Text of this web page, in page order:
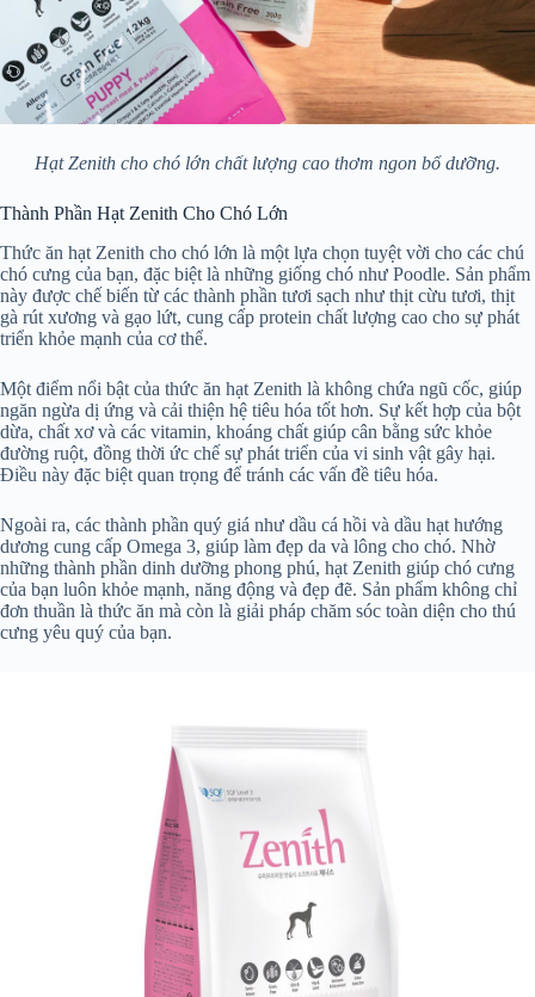
Hạt Zenith cho chó lớn chất lượng cao thơm ngon bổ dưỡng.
Thành Phần Hạt Zenith Cho Chó Lớn
Thức ăn hạt Zenith cho chó lớn là một lựa chọn tuyệt vời cho các chú
chó cưng của bạn, đặc biệt là những giống chó như Poodle. Sản phẩm
này được chế biến từ các thành phần tươi sạch như thịt cừu tươi, thịt
gà rút xương và gạo lứt, cung cấp protein chất lượng cao cho sự phát
triển khỏe mạnh của cơ thể.
Một điểm nổi bật của thức ăn hạt Zenith là không chứa ngũ cốc, giúp
ngăn ngừa dị ứng và cải thiện hệ tiêu hóa tốt hơn. Sự kết hợp của bột
dừa, chất xơ và các vitamin, khoáng chất giúp cân bằng sức khỏe
đường ruột, đồng thời ức chế sự phát triển của vi sinh vật gây hại.
Điều này đặc biệt quan trọng để tránh các vấn đề tiêu hóa.
Ngoài ra, các thành phần quý giá như dầu cá hồi và dầu hạt hướng
dương cung cấp Omega 3, giúp làm đẹp da và lông cho chó. Nhờ
những thành phần dinh dưỡng phong phú, hạt Zenith giúp chó cưng
của bạn luôn khỏe mạnh, năng động và đẹp đẽ. Sản phẩm không chỉ
đơn thuần là thức ăn mà còn là giải pháp chăm sóc toàn diện cho thú
cưng yêu quý của bạn.